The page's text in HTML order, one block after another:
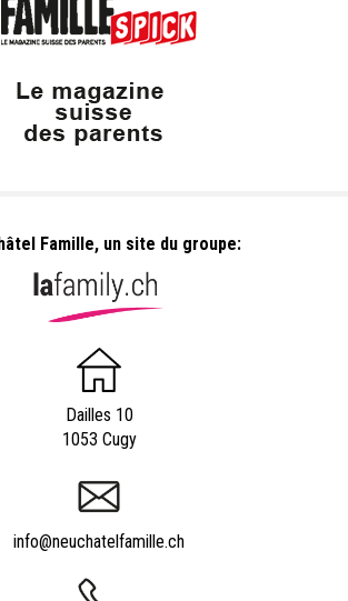
Famille, un site du groupe:
Dailles 10
1053 Cugy
info@neuchatelfamille.ch